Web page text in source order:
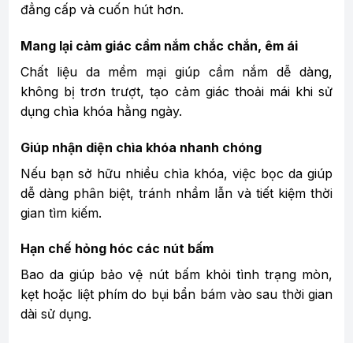
đẳng cấp và cuốn hút hơn.
Mang lại cảm giác cầm nắm chắc chắn, êm ái
Chất liệu da mềm mại giúp cầm nắm dễ dàng,
không bị trơn trượt, tạo cảm giác thoải mái khi sử
dụng chìa khóa hằng ngày.
Giúp nhận diện chìa khóa nhanh chóng
Nếu bạn sở hữu nhiều chìa khóa, việc bọc da giúp
dễ dàng phân biệt, tránh nhầm lẫn và tiết kiệm thời
gian tìm kiếm.
Hạn chế hỏng hóc các nút bấm
Bao da giúp bảo vệ nút bấm khỏi tình trạng mòn,
kẹt hoặc liệt phím do bụi bẩn bám vào sau thời gian
dài sử dụng.